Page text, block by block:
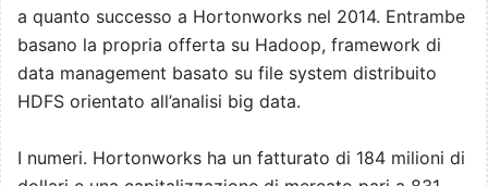
a quanto successo a Hortonworks nel 2014. Entrambe
basano la propria offerta su Hadoop, framework di
data management basato su file system distribuito
HDFS orientato all’analisi big data.
I numeri. Hortonworks ha un fatturato di 184 milioni di